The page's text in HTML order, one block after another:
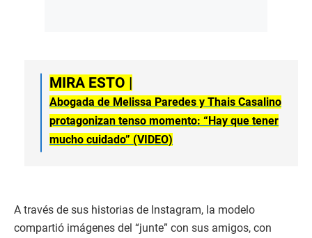
MIRA ESTO |
Abogada de Melissa Paredes y Thais Casalino
protagonizan tenso momento: “Hay que tener
mucho cuidado” (VIDEO)
A través de sus historias de Instagram, la modelo
compartió imágenes del “junte” con sus amigos, con